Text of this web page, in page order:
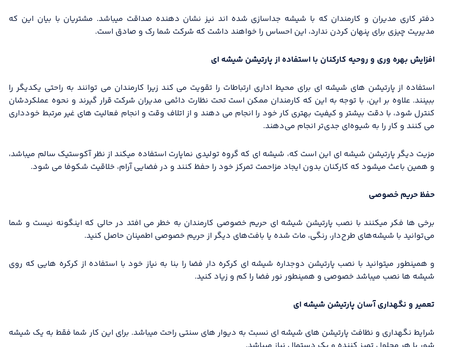
دفتر کاری مدیران و کارمندان که با شیشه جداسازی شده اند نیز نشان دهنده صداقت میباشد. مشتریان با بیان این که
مدیریت چیزی برای پنهان کردن ندارد، این احساس را خواهند داشت که شرکت شما رک و صادق است.
افزایش بهره وری و روحیه کارکنان با استفاده از پارتیشن شیشه ای
استفاده از پارتیشن های شیشه ای برای محیط اداری ارتباطات را تقویت می کند زیرا کارمندان می توانند به راحتی یکدیگر را
ببینند. علاوه بر این، با توجه به این که کارمندان ممکن است تحت نظارت دائمی مدیران شرکت قرار گیرند و نحوه عملکردشان
کنترل شود، با دقت بیشتر و کیفیت بهتری کار خود را انجام می دهند و از اتلاف وقت و انجام فعالیت های غیر مرتبط خودداری
می کنند و کار را به شیوه‌ای جدی‌تر انجام می‌دهند.
مزیت دیگر پارتیشن شیشه ای این است که، شیشه ای که گروه تولیدی نماپارت استفاده میکند از نظر آکوستیک سالم میباشد،
و همین باعث میشود که کارکنان بدون ایجاد مزاحمت تمرکز خود را حفظ کنند و در فضایی آرام، خلاقیت شکوفا می شود.
حفظ حریم خصوصی
برخی ها فکر میکنند با نصب پارتیشن شیشه ای حریم خصوصی کارمندان به خطر می افتد در حالی که اینگونه نیست و شما
می‌توانید با شیشه‌های طرح‌دار، رنگی، مات‌ شده یا بافت‌های دیگر از حریم خصوصی اطمینان حاصل کنید.
و همینطور میتوانید با نصب پارتیشن دوجداره شیشه ای کرکره دار فضا را بنا به نیاز خود با استفاده از کرکره هایی که روی
شیشه ها نصب میباشد خصوصی و همینطور نور فضا را کم و زیاد کنید.
تعمیر و نگهداری آسان پارتیشن شیشه ای
شرایط نگهداری و نظافت پارتیشن های شیشه ای نسبت به دیوار های سنتی راحت میباشد. برای این کار شما فقط به یک شیشه